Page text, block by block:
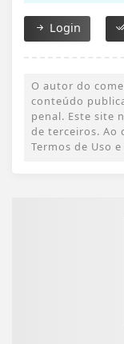
Login
O autor do
conteúdo
penal. Este site
de terceiros. Ao
Termos de Uso